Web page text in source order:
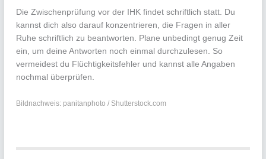
Die Zwischenprüfung vor der IHK findet schriftlich statt. Du
kannst dich also darauf konzentrieren, die Fragen in aller
Ruhe schriftlich zu beantworten. Plane unbedingt genug Zeit
ein, um deine Antworten noch einmal durchzulesen. So
vermeidest du Flüchtigkeitsfehler und kannst alle Angaben
nochmal überprüfen.
Bildnachweis: panitanphoto / Shutterstock.com